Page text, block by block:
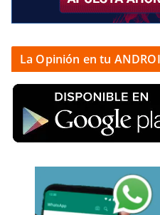
La Opinión en tu